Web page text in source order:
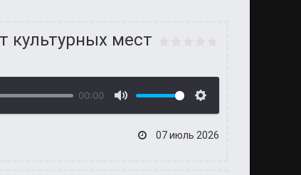
культурных мест
00:00
07 июль 2026